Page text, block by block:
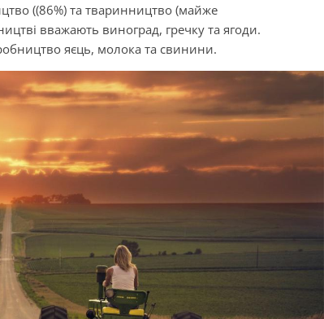
((86%) та тваринництво (майже
вважають виноград, гречку та ягоди.
яєць, молока та свинини.